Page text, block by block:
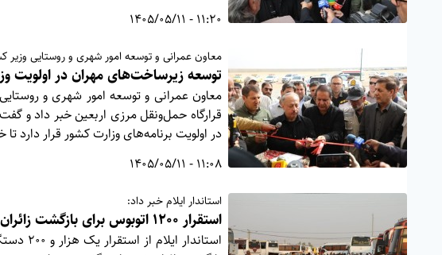
11:20 - 1405/05/11
معاون عمرانی و توسعه امور شهری و روستایی وزیر
توسعه زیرساخت‌های مهران در اولویت
معاون عمرانی و توسعه امور شهری و
قرارگاه حمل‌ونقل مرزی اربعین خبر داد و
در اولویت برنامه‌های وزارت کشور قرار دارد
11:08 - 1405/05/11
استاندار ایلام خبر داد:
استقرار ۱۲۰۰ اتوبوس برای بازگشت زائران در مهران